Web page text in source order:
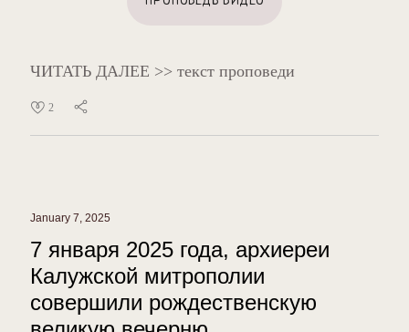
7 января 2025 года, архиереи
Калужской митрополии
совершили рождественскую
великую вечерню